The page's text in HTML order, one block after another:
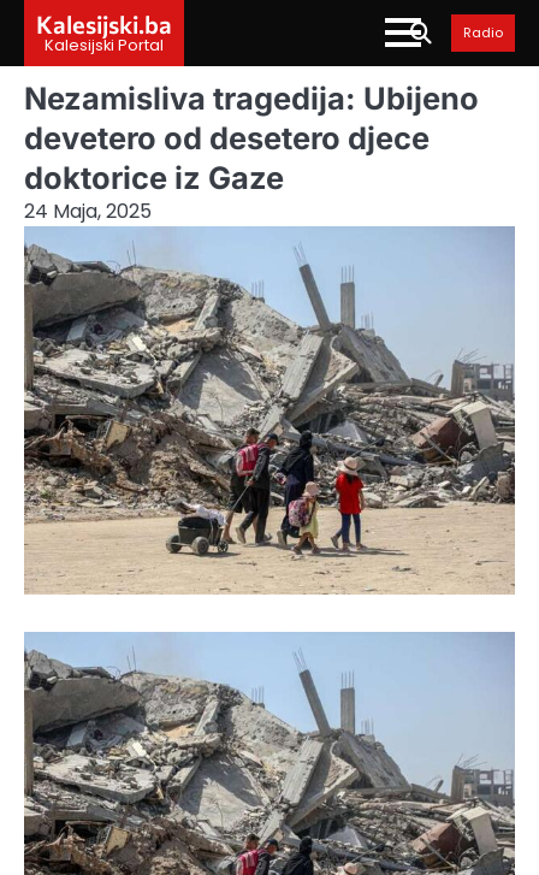
content
Kalesijski.ba
Kalesijski Portal
Radio
Nezamisliva tragedija: Ubijeno
devetero od desetero djece
doktorice iz Gaze
24 Maja, 2025